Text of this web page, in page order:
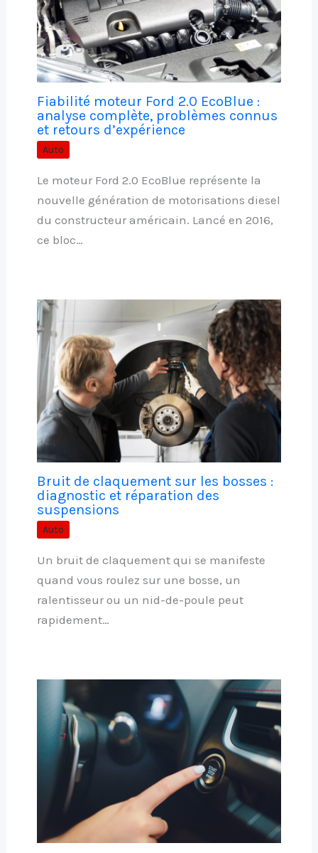
Fiabilité moteur Ford 2.0 EcoBlue :
analyse complète, problèmes connus
et retours d’expérience
Auto
Le moteur Ford 2.0 EcoBlue représente la
nouvelle génération de motorisations diesel
du constructeur américain. Lancé en 2016,
ce bloc…
Bruit de claquement sur les bosses :
diagnostic et réparation des
suspensions
Auto
Un bruit de claquement qui se manifeste
quand vous roulez sur une bosse, un
ralentisseur ou un nid-de-poule peut
rapidement…